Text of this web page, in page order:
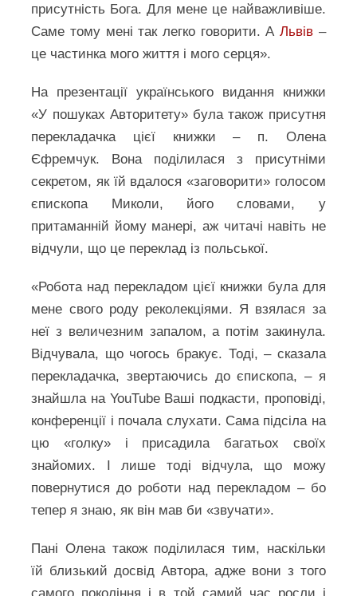
присутність Бога. Для мене це найважливіше.
Саме тому мені так легко говорити. А Львів–
це частинка мого життя і мого серця».
На презентації українського видання книжки
«У пошуках Авторитету» була також присутня
перекладачка цієї книжки – п. Олена
Єфремчук. Вона поділилася з присутніми
секретом, як їй вдалося «заговорити» голосом
єпископа Миколи, його словами, у
притаманній йому манері, аж читачі навіть не
відчули, що це переклад із польської.
«Робота над перекладом цієї книжки була для
мене свого роду реколекціями. Я взялася за
неї з величезним запалом, а потім закинула.
Відчувала, що чогось бракує. Тоді, – сказала
перекладачка, звертаючись до єпископа, – я
знайшла на YouTube Ваші подкасти, проповіді,
конференції і почала слухати. Сама підсіла на
цю «голку» і присадила багатьох своїх
знайомих. І лише тоді відчула, що можу
повернутися до роботи над перекладом – бо
тепер я знаю, як він мав би «звучати».
Пані Олена також поділилася тим, наскільки
їй близький досвід Автора, адже вони з того